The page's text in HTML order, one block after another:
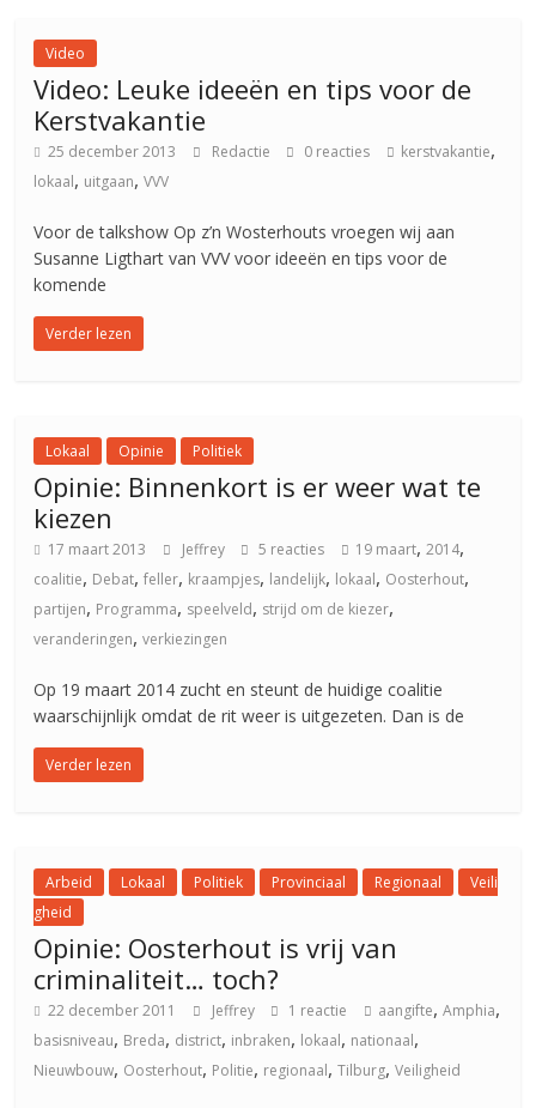
Video
Video: Leuke ideeën en tips voor de
Kerstvakantie
25 december 2013 Redactie 0 reacties kerstvakantie,
lokaal, uitgaan,VVV
Voor de talkshow Op z’n Wosterhouts vroegen wij aan
Susanne Ligthart van VVV voor ideeën en tips voor de
komende
Verder lezen
Lokaal Opinie Politiek
Opinie: Binnenkort is er weer wat te
kiezen
17 maart 2013 Jeffrey 5 reacties 19 maart,2014,
coalitie, Debat,feller, kraampjes, landelijk, lokaal, Oosterhout,
partijen, Programma, speelveld, strijd om de kiezer,
veranderingen,verkiezingen
Op 19 maart 2014 zucht en steunt de huidige coalitie
waarschijnlijk omdat de rit weer is uitgezeten. Dan is de
Verder lezen
Arbeid Lokaal Politiek Provinciaal Regionaal
Veili
gheid
Opinie: Oosterhout is vrij van
criminaliteit… toch?
22 december 2011 Jeffrey 1 reactie aangifte,Amphia,
basisniveau, Breda, district, inbraken, lokaal, nationaal,
Nieuwbouw, Oosterhout, Politie, regionaal,Tilburg,Veiligheid